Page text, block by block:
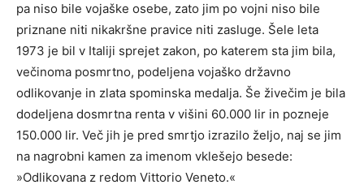
pa niso bile vojaške osebe, zato jim po vojni niso bile
priznane niti nikakršne pravice niti zasluge. Šele leta
1973 je bil v Italiji sprejet zakon, po katerem sta jim bila,
večinoma posmrtno, podeljena vojaško državno
odlikovanje in zlata spominska medalja. Še živečim je bila
dodeljena dosmrtna renta v višini 60.000 lir in pozneje
150.000 lir. Več jih je pred smrtjo izrazilo željo, naj se jim
na nagrobni kamen za imenom vklešejo besede:
»Odlikovana z redom Vittorio Veneto.«